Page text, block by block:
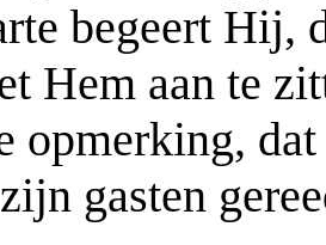
begeert Hij,
Hem aan te
opmerking,
gasten